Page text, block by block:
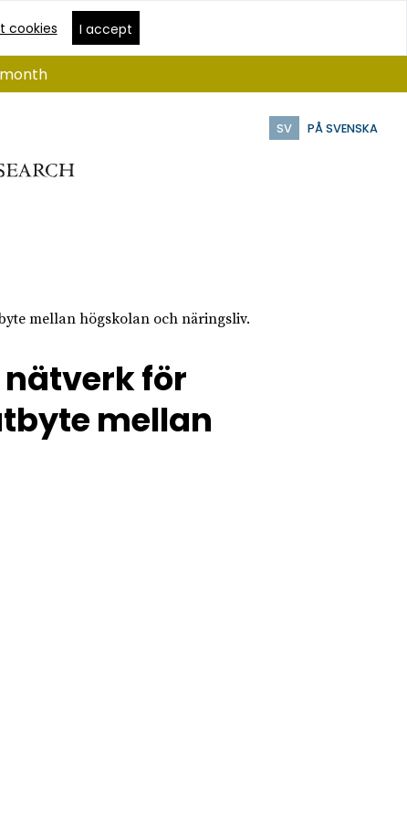
cookies I accept
SV PÅ SVENSKA
mellan högskolan och näringsliv.
för
mellan